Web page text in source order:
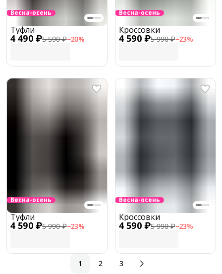
Весна-осень
4 490 ₽5 590 ₽−20%
Туфли
Весна-осень
4 590 ₽5 990 ₽−23%
Кроссовки
Весна-осень
4 590 ₽5 990 ₽−23%
Туфли
Весна-осень
4 590 ₽5 990 ₽−23%
Кроссовки
1 2 3